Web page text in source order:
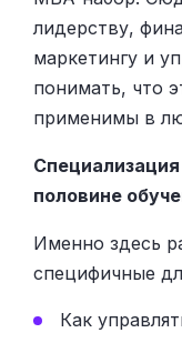
лидерству,
маркетингу и
понимать, что
применимы в
половине
Именно здесь
специфичные
Как